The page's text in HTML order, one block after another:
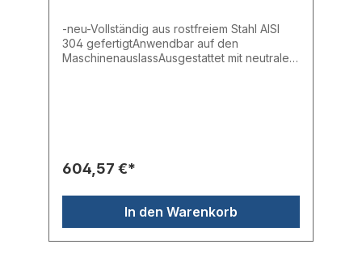
-neu-Vollständig aus rostfreiem Stahl AISI
304 gefertigtAnwendbar auf den
MaschinenauslassAusgestattet mit neutraler
604,57 €*
In den Warenkorb